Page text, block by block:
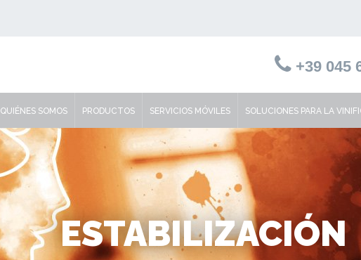
+39 045
QUIÉNES SOMOS PRODUCTOS SERVICIOS MÓVILES SOLUCIONES PARA LA
ESTABILIZACIÓN